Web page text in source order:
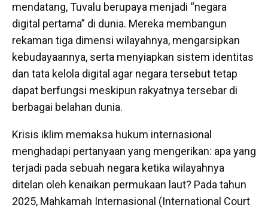
mendatang, Tuvalu berupaya menjadi “negara
digital pertama” di dunia. Mereka membangun
rekaman tiga dimensi wilayahnya, mengarsipkan
kebudayaannya, serta menyiapkan sistem identitas
dan tata kelola digital agar negara tersebut tetap
dapat berfungsi meskipun rakyatnya tersebar di
berbagai belahan dunia.
Krisis iklim memaksa hukum internasional
menghadapi pertanyaan yang mengerikan: apa yang
terjadi pada sebuah negara ketika wilayahnya
ditelan oleh kenaikan permukaan laut? Pada tahun
2025, Mahkamah Internasional (International Court